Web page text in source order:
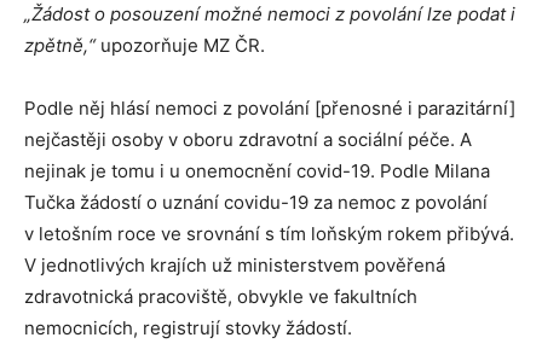
„Žádost o posouzení možné nemoci z povolání lze podat i
zpětně,“ upozorňuje MZ ČR.
Podle něj hlásí nemoci z povolání [přenosné i parazitární]
nejčastěji osoby v oboru zdravotní a sociální péče. A
nejinak je tomu i u onemocnění covid-19. Podle Milana
Tučka žádostí o uznání covidu-19 za nemoc z povolání
v letošním roce ve srovnání s tím loňským rokem přibývá.
V jednotlivých krajích už ministerstvem pověřená
zdravotnická pracoviště, obvykle ve fakultních
nemocnicích, registrují stovky žádostí.